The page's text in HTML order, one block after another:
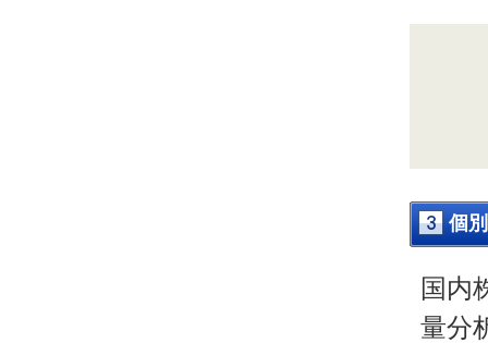
個
国内
量分